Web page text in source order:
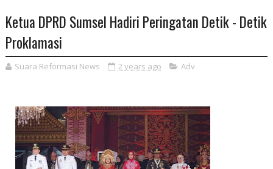
Ketua DPRD Sumsel Hadiri Peringatan Detik - Detik
Proklamasi
Suara Reformasi News 2 years ago Adv